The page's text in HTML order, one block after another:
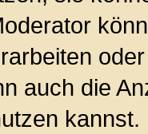
auch die
kannst.